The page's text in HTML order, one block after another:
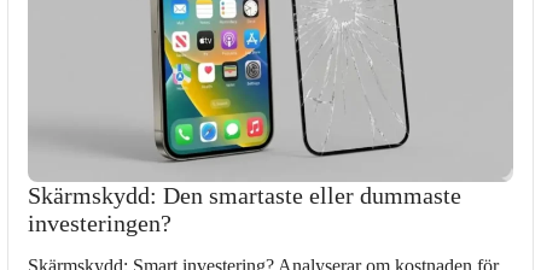
Skärmskydd: Den smartaste eller dummaste
investeringen?